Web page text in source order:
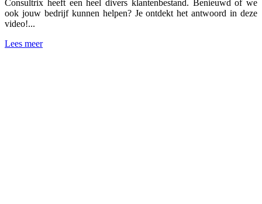
Consultrix heeft een heel divers klantenbestand. Benieuwd of we
ook jouw bedrijf kunnen helpen? Je ontdekt het antwoord in deze
video!...
Lees meer